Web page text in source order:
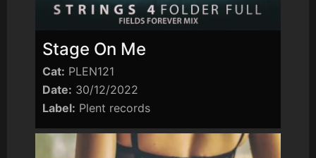
Stage On Me
Cat: PLEN121
Date: 30/12/2022
Label: Plent records